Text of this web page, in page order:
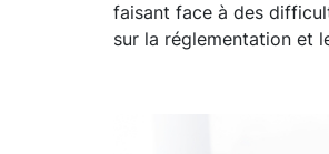
faisant face à des
sur la réglementation et